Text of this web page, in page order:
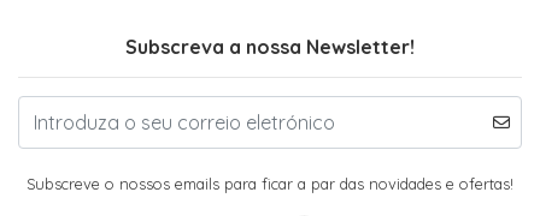
Subscreva a nossa Newsletter!
Subscreve o nossos emails para ficar a par das novidades e ofertas!